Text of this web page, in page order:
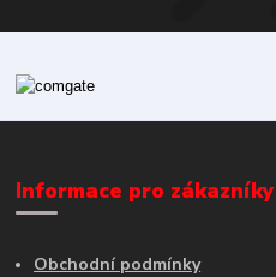
Informace pro zákazníky
Obchodní podmínky